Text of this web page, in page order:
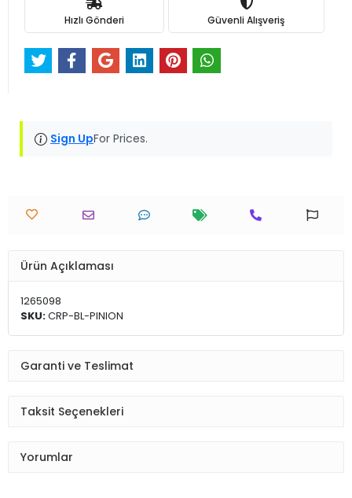
Hızlı Gönderi Güvenli Alışveriş
Sign UpFor Prices.
Ürün Açıklaması
1265098
SKU:CRP-BL-PINION
Garanti ve Teslimat
Taksit Seçenekleri
Yorumlar